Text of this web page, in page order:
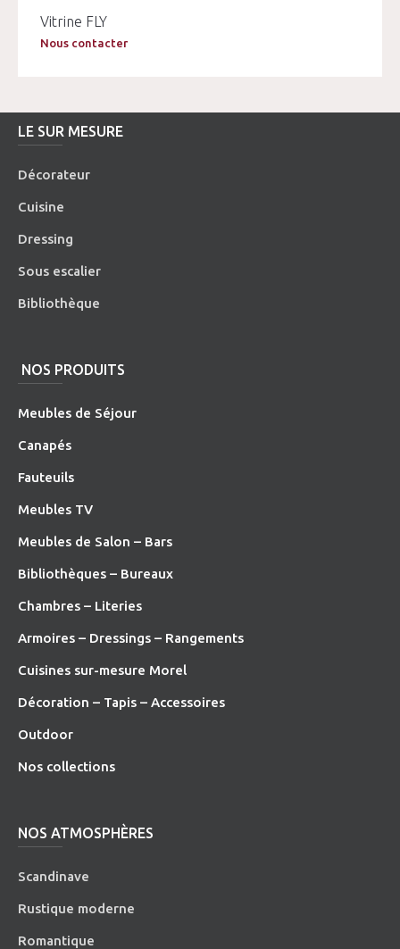
Vitrine FLY
Nous contacter
LE SUR MESURE
Décorateur
Cuisine
Dressing
Sous escalier
Bibliothèque
NOS PRODUITS
Meubles de Séjour
Canapés
Fauteuils
Meubles TV
Meubles de Salon – Bars
Bibliothèques – Bureaux
Chambres – Literies
Armoires – Dressings – Rangements
Cuisines sur-mesure Morel
Décoration – Tapis – Accessoires
Outdoor
Nos collections
NOS ATMOSPHÈRES
Scandinave
Rustique moderne
Romantique